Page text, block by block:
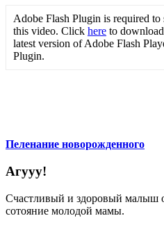
Adobe Flash Plugin is required to
this video. Click here to
latest version of Adobe Flash
Plugin.
Пеленание новорожденного
Агууу!
Счастливый и здоровый малыш
сотояние молодой мамы.